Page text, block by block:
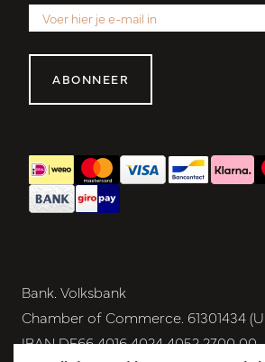
ABONNEER
Bank. Volksbank
Chamber of Commerce. 61301434
IBAN DE66 4016 4024 4052 2700 00